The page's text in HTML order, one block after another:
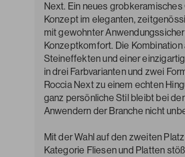
Next. Ein neues
Konzept im eleganten,
mit gewohnter
Konzeptkomfort. Die Kombination
Steineffekten und einer
in drei Farbvarianten und zwei
Roccia Next zu einem echten
ganz persönliche Stil bleibt bei
Anwendern der Branche nicht
Mit der Wahl auf den zweiten
Kategorie Fliesen und Platten